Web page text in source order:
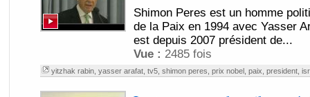
Shimon Peres est un homme
de la Paix en 1994 avec Yasser
est depuis 2007 président de...
Vue : 2485 fois
yitzhak rabin, yasser arafat, tv5, shimon peres prix nobel, paix president,